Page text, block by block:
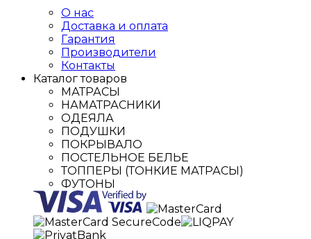
О нас
Доставка и оплата
Гарантия
Производители
Контакты
Каталог товаров
МАТРАСЫ
НАМАТРАСНИКИ
ОДЕЯЛА
ПОДУШКИ
ПОКРЫВАЛО
ПОСТЕЛЬНОЕ БЕЛЬЕ
ТОППЕРЫ (ТОНКИЕ МАТРАСЫ)
ФУТОНЫ